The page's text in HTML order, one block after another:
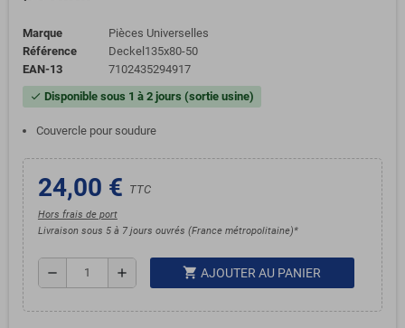
Marque
Pièces Universelles
Référence
Deckel135x80-50
EAN-13
7102435294917
check Disponible sous 1 à 2 jours (sortie usine)
Couvercle pour soudure
24,00 € TTC
Hors frais de port
Livraison sous 5 à 7 jours ouvrés (France métropolitaine)*
remove add shopping_cart AJOUTER AU PANIER